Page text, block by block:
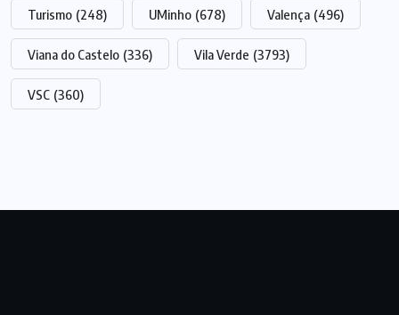
Turismo (248) UMinho (678) Valença (496)
Viana do Castelo (336) Vila Verde (3793)
VSC (360)